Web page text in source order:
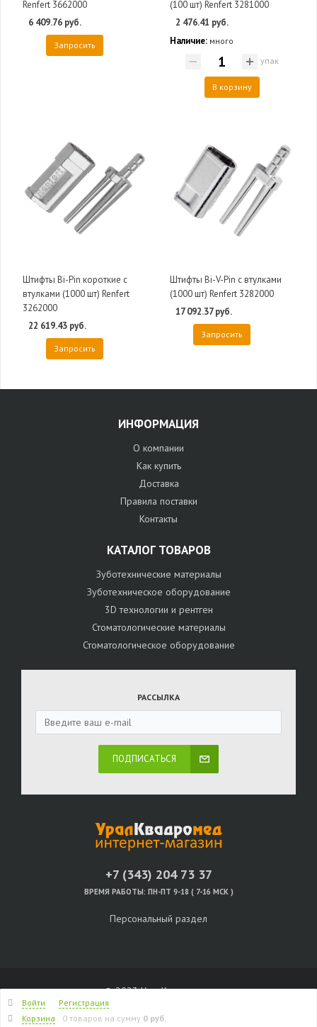
Renfert 3662000
6 409.76 руб.
Запросить
(100 шт) Renfert 3281000
2 476.41 руб.
Наличие: много
упак
В корзину
Штифты Bi-Pin короткие с
втулками (1000 шт) Renfert
3262000
22 619.43 руб.
Запросить
Штифты Bi-V-Pin c втулками
(1000 шт) Renfert 3282000
17 092.37 руб.
Запросить
ИНФОРМАЦИЯ
О компании
Как купить
Доставка
Правила поставки
Контакты
КАТАЛОГ ТОВАРОВ
Зуботехнические материалы
Зуботехническое оборудование
3D технологии и рентген
Стоматологические материалы
Стоматологическое оборудование
РАССЫЛКА
ПОДПИСАТЬСЯ
+7 (343) 204 73 37
ВРЕМЯ РАБОТЫ: ПН-ПТ 9-18 ( 7-16 МСК )
Персональный раздел
© 2023 УралКвадромед
Войти
Регистрация
Корзина
0 товаров на сумму 0 руб.